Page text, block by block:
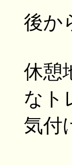
後か
休憩
なト
気付